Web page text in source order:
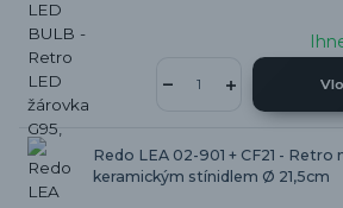
Redo LEA 02-901 + CF21 -
keramickým stínidlem Ø 21,5cm